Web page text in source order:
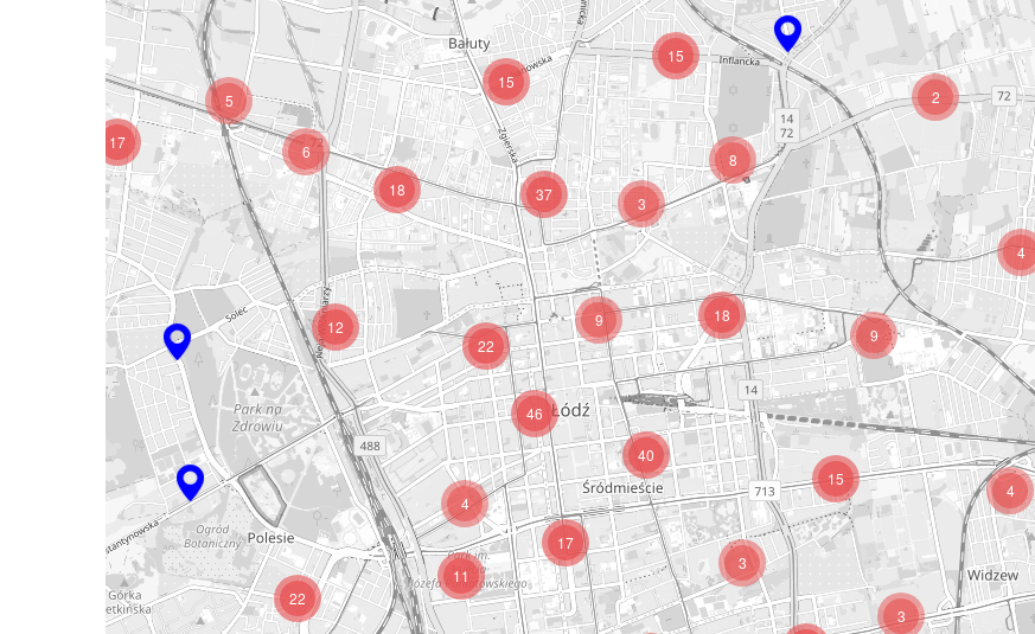
6
5
17
4
2
8
15
15
18
12
3
3
18 37
11
22
4
9
22
17
46
40
3
4
9
15